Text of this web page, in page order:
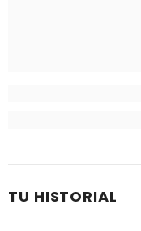
TU HISTORIAL